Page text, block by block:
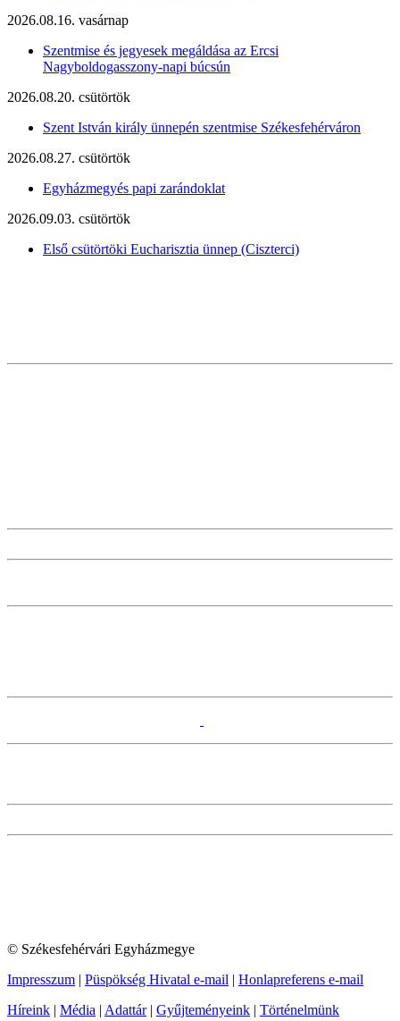
2026.08.16. vasárnap
Szentmise és jegyesek megáldása az Ercsi
Nagyboldogasszony-napi búcsún
2026.08.20. csütörtök
Szent István király ünnepén szentmise Székesfehérváron
2026.08.27. csütörtök
Egyházmegyés papi zarándoklat
2026.09.03. csütörtök
Első csütörtöki Eucharisztia ünnep (Ciszterci)
© Székesfehérvári Egyházmegye
Impresszum | Püspökség Hivatal e-mail | Honlapreferens e-mail
Híreink | Média | Adattár| Gyűjteményeink | Történelmünk